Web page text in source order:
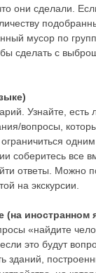
они сделали.
мусор по
сделать с
Узнайте,
вопросы,
соберитесь все
ответы. Можно
на экскурсии.
(на иностранном
«найдите
это будут
зданий,